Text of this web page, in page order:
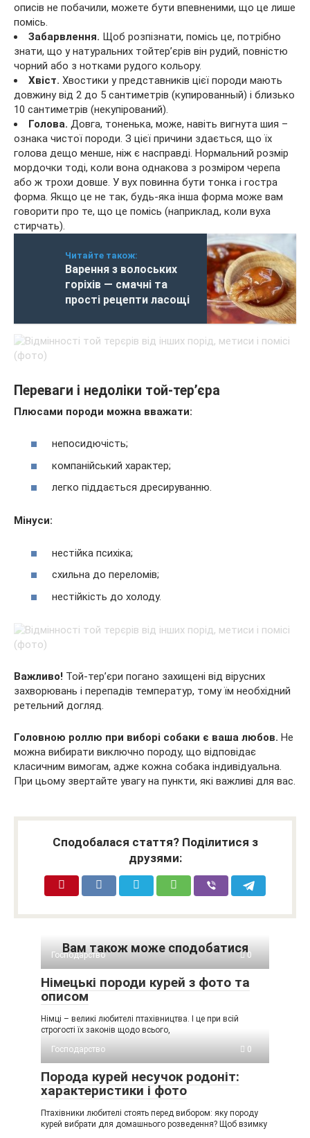
описів не побачили, можете бути впевненими, що це лише
помісь.
Забарвлення. Щоб розпізнати, помісь це, потрібно
знати, що у натуральних тойтер’єрів він рудий, повністю
чорний або з нотками рудого кольору.
Хвіст. Хвостики у представників цієї породи мають
довжину від 2 до 5 сантиметрів (купированный) і близько
10 сантиметрів (некупірований).
Голова. Довга, тоненька, може, навіть вигнута шия –
ознака чистої породи. З цієї причини здається, що їх
голова дещо менше, ніж є насправді. Нормальний розмір
мордочки тоді, коли вона однакова з розміром черепа
або ж трохи довше. У вух повинна бути тонка і гостра
форма. Якщо це не так, будь-яка інша форма може вам
говорити про те, що це помісь (наприклад, коли вуха
стирчать).
Читайте також:
Варення з волоських
горіхів — смачні та
прості рецепти ласощі
Переваги і недоліки той-тер’єра
Плюсами породи можна вважати:
непосидючість;
компанійський характер;
легко піддається дресируванню.
Мінуси:
нестійка психіка;
схильна до переломів;
нестійкість до холоду.
Важливо! Той-тер’єри погано захищені від вірусних
захворювань і перепадів температур, тому їм необхідний
ретельний догляд.
Головною роллю при виборі собаки є ваша любов. Не
можна вибирати виключно породу, що відповідає
класичним вимогам, адже кожна собака індивідуальна.
При цьому звертайте увагу на пункти, які важливі для вас.
Сподобалася стаття? Поділитися з
друзями:
Вам також може сподобатися
Господарство 0
Німецькі породи курей з фото та
описом
Німці – великі любителі птахівництва. І це при всій
строгості їх законів щодо всього,
Господарство
0
Порода курей несучок родоніт:
характеристики і фото
Птахівники любителі стоять перед вибором: яку породу
курей вибрати для домашнього розведення? Щоб взимку